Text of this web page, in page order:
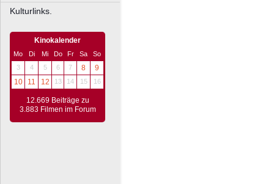
Kulturlinks.
Kinokalender
Mo Di Mi Do Fr Sa
So
3
4 5 6 7 8
9
10
11 12 13 14 15 16
12.669 Beiträge zu
3.883 Filmen im Forum